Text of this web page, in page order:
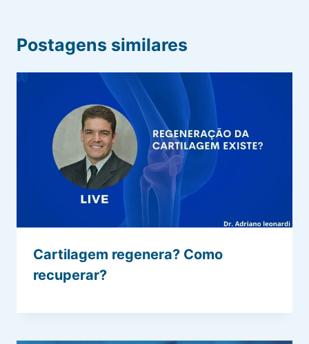
Postagens similares
Cartilagem regenera? Como
recuperar?